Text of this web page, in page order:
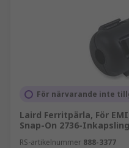
För närvarande inte
Laird Ferritpärla, För
Snap-On 2736-
RS-artikelnummer 888-3377